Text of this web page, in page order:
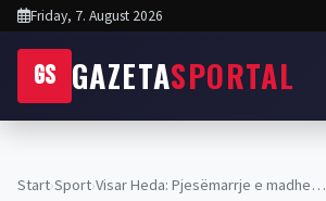
Friday, 7. August 2026
GS GAZETASPORTAL
Start›Sport›Visar Heda: Pjesëmarrje e madhe…